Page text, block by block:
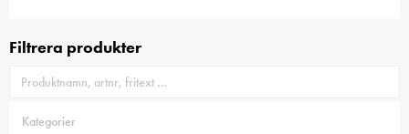
har
flera
De
Filtrera produkter